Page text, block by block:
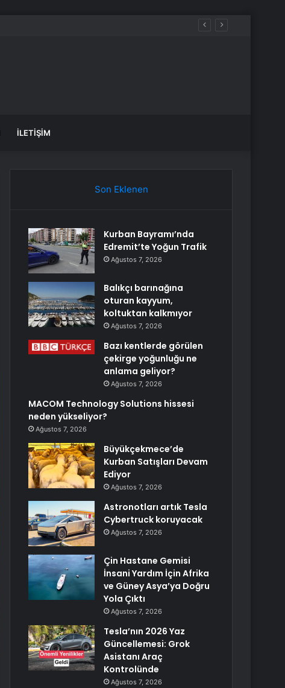
İLETIŞIM
Son Eklenen
Kurban Bayramı’nda
Edremit’te Yoğun Trafik
Ağustos 7, 2026
Balıkçı barınağına
oturan kayyum,
koltuktan kalkmıyor
Ağustos 7, 2026
Bazı kentlerde görülen
çekirge yoğunluğu ne
anlama geliyor?
Ağustos 7, 2026
MACOM Technology Solutions hissesi
neden yükseliyor?
Ağustos 7, 2026
Büyükçekmece’de
Kurban Satışları Devam
Ediyor
Ağustos 7, 2026
Astronotları artık Tesla
Cybertruck koruyacak
Ağustos 7, 2026
Çin Hastane Gemisi
İnsani Yardım İçin Afrika
ve Güney Asya’ya Doğru
Yola Çıktı
Ağustos 7, 2026
Tesla’nın 2026 Yaz
Güncellemesi: Grok
Asistanı Araç
Kontrolünde
Ağustos 7, 2026